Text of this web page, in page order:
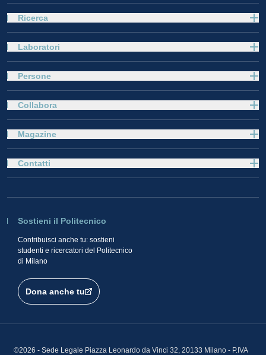
Ricerca
Laboratori
Persone
Collabora
Magazine
Sostieni il Politecnico
Contribuisci anche tu: sostieni
studenti e ricercatori del Politecnico
di Milano
Dona anche tu
Contatti
©2026 - Sede Legale Piazza Leonardo da Vinci 32, 20133 Milano - P.IVA